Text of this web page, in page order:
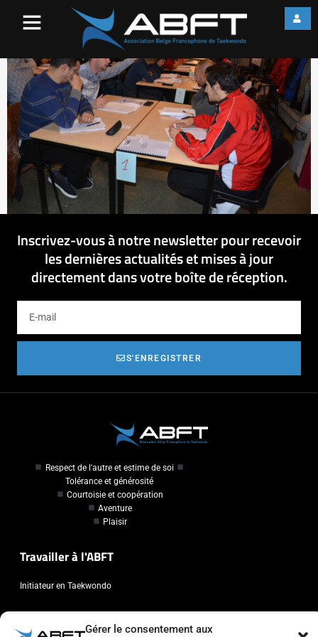
Gérer le consentement aux
Inscrivez-vous à notre newsletter pour recevoir
les dernières actualités et mises à jour
directement dans votre boîte de réception.
S'ENREGISTRER
Respect de l'autre et estime de soi
Tolérance et générosité
Courtoisie et coopération
Aventure
Plaisir
Travailler à l'ABFT
Initiateur en Taekwondo